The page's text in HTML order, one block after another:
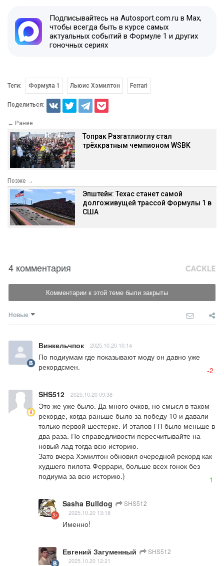
Подписывайтесь на Autosport.com.ru в Max,
чтобы всегда быть в курсе самых
актуальных событий в Формуле 1 и других
гоночных сериях
Теги: Формула 1 Льюис Хэмилтон Ferrari
Поделиться:
← Ранее
Топрак Разгатлиоглу стал
трёхкратным чемпионом WSBK
Позже →
Эпштейн: Техас станет самой
долгоживущей трассой Формулы 1 в
США
4 комментария
Комментарии к этой теме были закрыты
Новые
Винкельчпок 2025.10.20 10:14
По подиумам где показывают моду он давно уже
рекордсмен.
-2
SHS512 2025.10.20 09:38
Это же уже было. Да много очков, но смысл в таком
рекорде, когда раньше было за победу 10 и давали
только первой шестерке. И этапов ГП было меньше в
два раза. По справедливости пересчитывайте на
новый лад тогда всю историю.
Зато вчера Хэмилтон обновил очередной рекорд как
худшего пилота Феррари, больше всех гонок без
подиума за всю историю.)
1
Sasha Bulldog SHS512
2025.10.20 13:18
Именно!
Евгений Загуменный SHS512
2025.10.20 12:21